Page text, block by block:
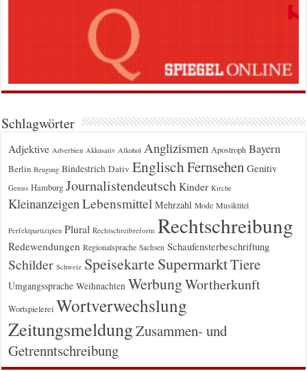
Schlagwörter
Adjektive Adverbien Akkusativ Alkohol Anglizismen Apostroph Bayern
Berlin Beugung Bindestrich Dativ EnglischFernsehen Genitiv
Genus Hamburg Journalistendeutsch Kinder Kirche
Kleinanzeigen Lebensmittel Mehrzahl Mode Musiktitel
Perfektpartizipien Plural Rechtschreibreform Rechtschreibung
Redewendungen Regionalsprache Sachsen Schaufensterbeschriftung
Schilder Schweiz Speisekarte SupermarktTiere
Umgangssprache Weihnachten WerbungWortherkunft
Wortspielerei Wortverwechslung
ZeitungsmeldungZusammen- und
Getrenntschreibung